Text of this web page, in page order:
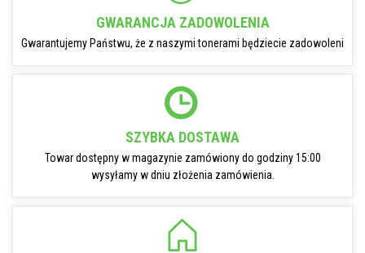
GWARANCJA ZADOWOLENIA
Gwarantujemy Państwu, że z naszymi tonerami będziecie zadowoleni
SZYBKA DOSTAWA
Towar dostępny w magazynie zamówiony do godziny 15:00
wysyłamy w dniu złożenia zamówienia.